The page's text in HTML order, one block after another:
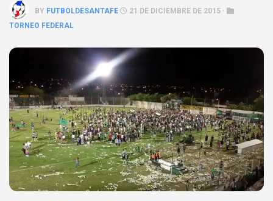
BY FUTBOLDESANTAFE
21 DE DICIEMBRE DE 2015 ·
TORNEO FEDERAL